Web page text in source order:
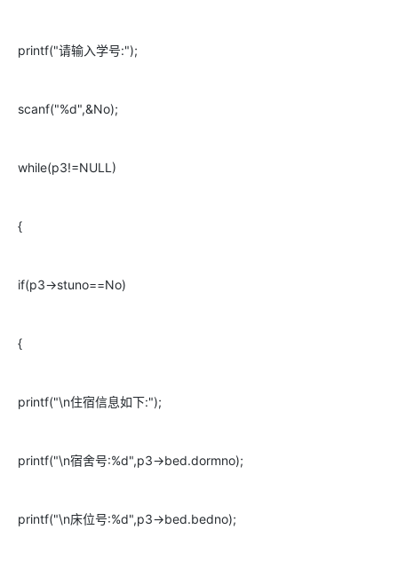
printf("请输入学号:");
scanf("%d",&No);
while(p3!=NULL)
{
if(p3->stuno==No)
{
printf("\n住宿信息如下:");
printf("\n宿舍号:%d",p3->bed.dormno);
printf("\n床位号:%d",p3->bed.bedno);